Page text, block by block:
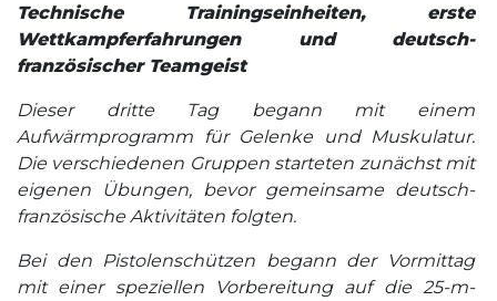
Technische Trainingseinheiten, erste
Wettkampferfahrungen und deutsch-
französischer Teamgeist
Dieser dritte Tag begann mit einem
Aufwärmprogramm für Gelenke und Muskulatur.
Die verschiedenen Gruppen starteten zunächst mit
eigenen Übungen, bevor gemeinsame deutsch-
französische Aktivitäten folgten.
Bei den Pistolenschützen begann der Vormittag
mit einer speziellen Vorbereitung auf die 25-m-